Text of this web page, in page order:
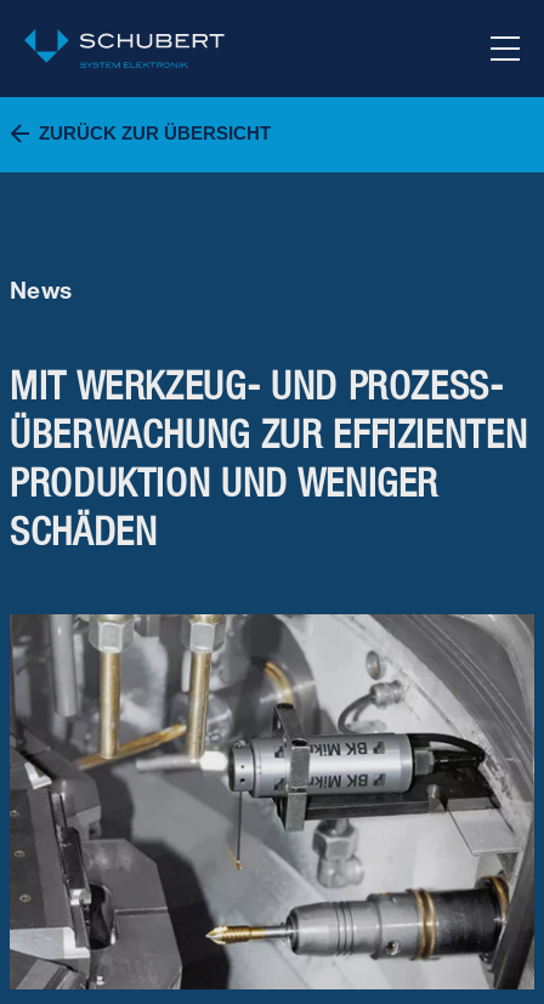
ZURÜCK ZUR ÜBERSICHT
News
MIT WERKZEUG- UND PROZESS­
ÜBERWACHUNG ZUR EFFIZIENTEN
PRODUKTION UND WENIGER
SCHÄDEN